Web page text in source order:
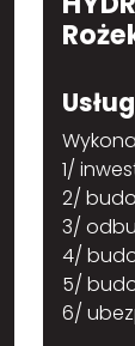
1/
2/
3/
4/
5/
6/